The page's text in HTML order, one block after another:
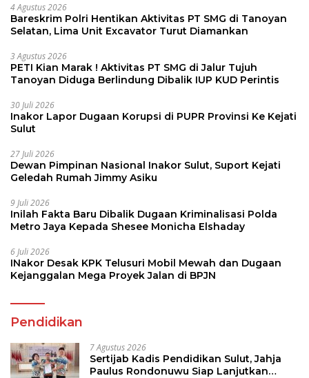
4 Agustus 2026
Bareskrim Polri Hentikan Aktivitas PT SMG di Tanoyan
Selatan, Lima Unit Excavator Turut Diamankan
3 Agustus 2026
PETI Kian Marak ! Aktivitas PT SMG di Jalur Tujuh
Tanoyan Diduga Berlindung Dibalik IUP KUD Perintis
30 Juli 2026
Inakor Lapor Dugaan Korupsi di PUPR Provinsi Ke Kejati
Sulut
27 Juli 2026
Dewan Pimpinan Nasional Inakor Sulut, Suport Kejati
Geledah Rumah Jimmy Asiku
9 Juli 2026
Inilah Fakta Baru Dibalik Dugaan Kriminalisasi Polda
Metro Jaya Kepada Shesee Monicha Elshaday
6 Juli 2026
INakor Desak KPK Telusuri Mobil Mewah dan Dugaan
Kejanggalan Mega Proyek Jalan di BPJN
Pendidikan
7 Agustus 2026
Sertijab Kadis Pendidikan Sulut, Jahja
Paulus Rondonuwu Siap Lanjutkan